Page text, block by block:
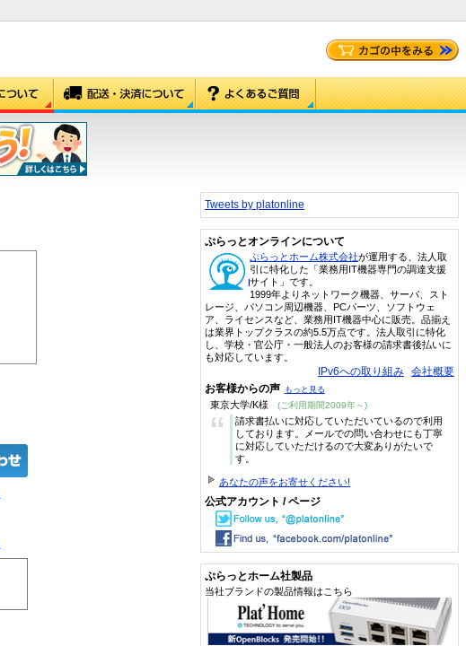
Tweets by platonline
ぷらっとオンラインについて
ぷらっとホーム株式会社が運用する、法人取
引に特化した「業務用IT機器専門の調達支援
サイト」です。
1999年よりネットワーク機器、サーバ、スト
レージ、パソコン周辺機器、PCパーツ、ソフトウェ
ア、ライセンスなど、業務用IT機器中心に販売。品揃え
は業界トップクラスの約5.5万点です。法人取引に特化
し、学校・官公庁・一般法人のお客様の請求書後払いに
も対応しています。
IPv6への取り組み 会社概要
お客様からの声 もっと見る
東京大学/K様 (ご利用期間2009年～)
“
請求書払いに対応していただいているので利用
しております。メールでの問い合わせにも丁寧
に対応していただけるので大変ありがたいで
す。
あなたの声をお寄せください!
公式アカウント / ページ
ぷらっとホーム社製品
当社ブランドの製品情報はこちら